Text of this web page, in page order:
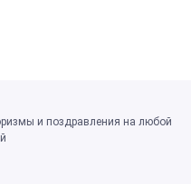
и поздравления на любой